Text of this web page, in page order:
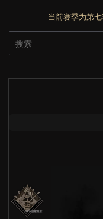
当前赛季为第